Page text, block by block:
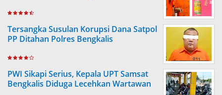
Tersangka Susulan Korupsi Dana Satpol
PP Ditahan Polres Bengkalis
PWI Sikapi Serius, Kepala UPT Samsat
Bengkalis Diduga Lecehkan Wartawan